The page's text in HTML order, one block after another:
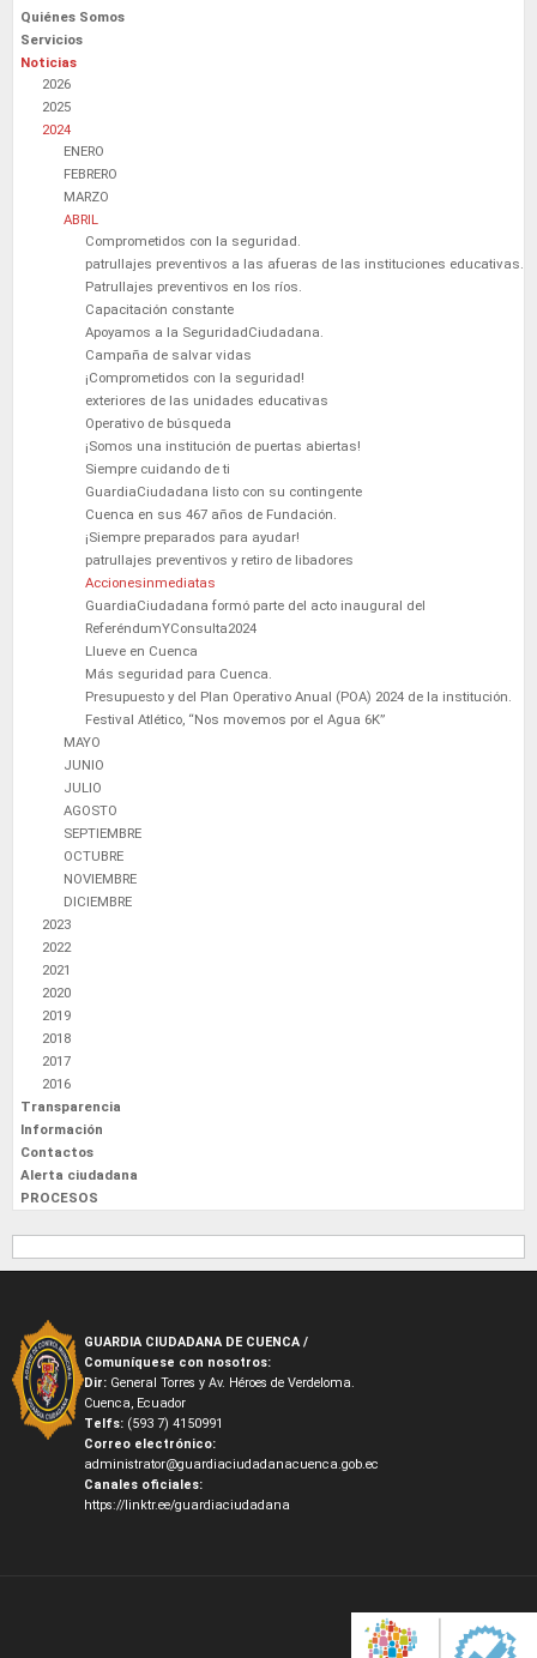
Quiénes Somos
Servicios
Noticias
2026
2025
2024
ENERO
FEBRERO
MARZO
ABRIL
Comprometidos con la seguridad.
patrullajes preventivos a las afueras de las instituciones educativas.
Patrullajes preventivos en los ríos.
Capacitación constante
Apoyamos a la SeguridadCiudadana.
Campaña de salvar vidas
¡Comprometidos con la seguridad!
exteriores de las unidades educativas
Operativo de búsqueda
¡Somos una institución de puertas abiertas!
Siempre cuidando de ti
GuardiaCiudadana listo con su contingente
Cuenca en sus 467 años de Fundación.
¡Siempre preparados para ayudar!
patrullajes preventivos y retiro de libadores
Accionesinmediatas
GuardiaCiudadana formó parte del acto inaugural del
ReferéndumYConsulta2024
Llueve en Cuenca
Más seguridad para Cuenca.
Presupuesto y del Plan Operativo Anual (POA) 2024 de la institución.
Festival Atlético, “Nos movemos por el Agua 6K”
MAYO
JUNIO
JULIO
AGOSTO
SEPTIEMBRE
OCTUBRE
NOVIEMBRE
DICIEMBRE
2023
2022
2021
2020
2019
2018
2017
2016
Transparencia
Información
Contactos
Alerta ciudadana
PROCESOS
GUARDIA CIUDADANA DE CUENCA /
Comuníquese con nosotros:
Dir: General Torres y Av. Héroes de Verdeloma.
Cuenca, Ecuador
Telfs: (593 7) 4150991
Correo electrónico:
administrator@guardiaciudadanacuenca.gob.ec
Canales oficiales:
https://linktr.ee/guardiaciudadana